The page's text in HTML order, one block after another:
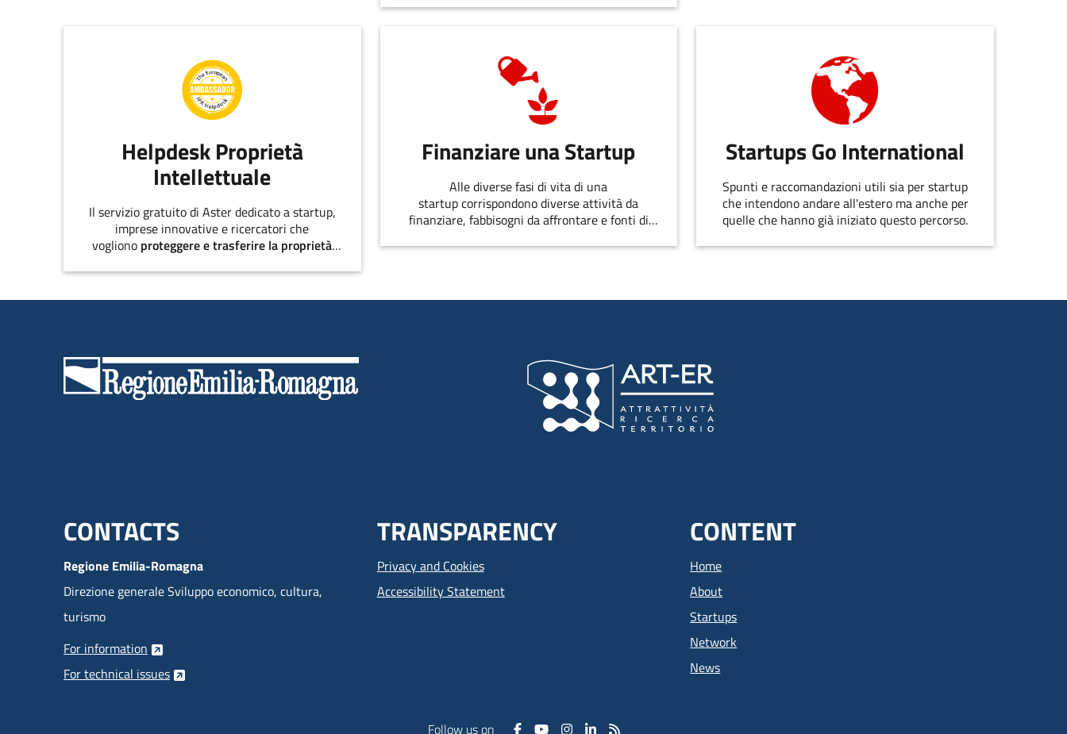
Helpdesk Proprietà
Intellettuale
Il servizio gratuito di Aster dedicato a startup,
imprese innovative e ricercatori che
vogliono proteggere e trasferire la proprietà
Finanziare una Startup
Alle diverse fasi di vita di una
startup corrispondono diverse attività da
finanziare, fabbisogni da affrontare e fonti di
Startups Go International
Spunti e raccomandazioni utili sia per startup
che intendono andare all'estero ma anche per
quelle che hanno già iniziato questo percorso.
Menu footer inglese
CONTACTS
Regione Emilia-Romagna
Direzione generale Sviluppo economico, cultura,
turismo
For information
For technical issues
TRANSPARENCY
Privacy and Cookies
Accessibility Statement
CONTENT
Home
About
Startups
Network
News
Follow us on